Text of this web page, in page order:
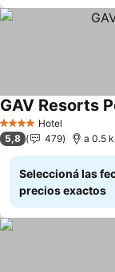
4 EstrellasHotel
GAV Resorts
5,8 479 a 0.5
Seleccioná las
precios exactos